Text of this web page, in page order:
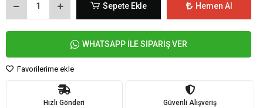
Sepete Ekle Hemen Al
WHATSAPP İLE SİPARİŞ VER
Favorilerime ekle
Hızlı Gönderi Güvenli Alışveriş